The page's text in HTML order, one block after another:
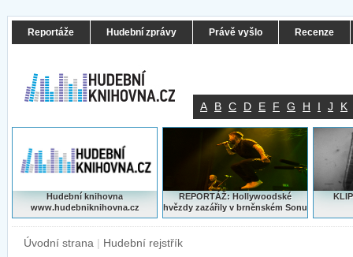
Reportáže Hudební zprávy Právě vyšlo Recenze
A B C D E F G H I J K
Hudební knihovna
www.hudebniknihovna.cz
REPORTÁŽ: Hollywoodské
hvězdy zazářily v brněnském Sonu
Úvodní strana | Hudební rejstřík